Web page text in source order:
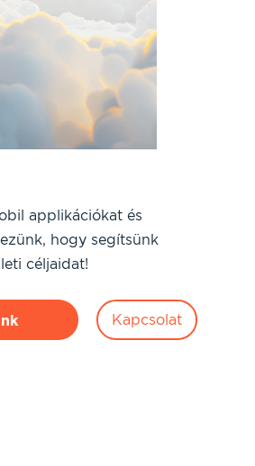
applikációkat és
hogy segítsünk
céljaidat!
Kapcsolat